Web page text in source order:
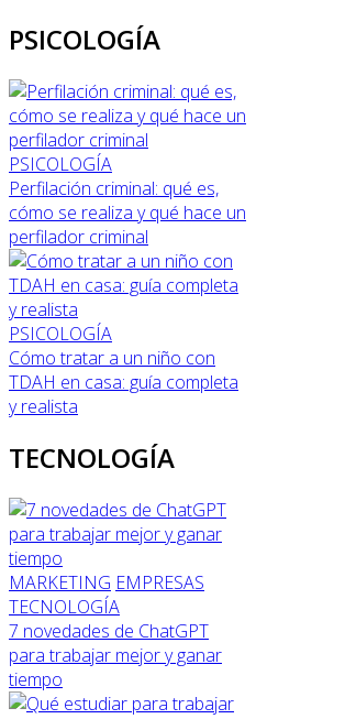
PSICOLOGÍA
PSICOLOGÍA
Perfilación criminal: qué es,
cómo se realiza y qué hace un
perfilador criminal
PSICOLOGÍA
Cómo tratar a un niño con
TDAH en casa: guía completa
y realista
TECNOLOGÍA
MARKETING EMPRESAS
TECNOLOGÍA
7 novedades de ChatGPT
para trabajar mejor y ganar
tiempo